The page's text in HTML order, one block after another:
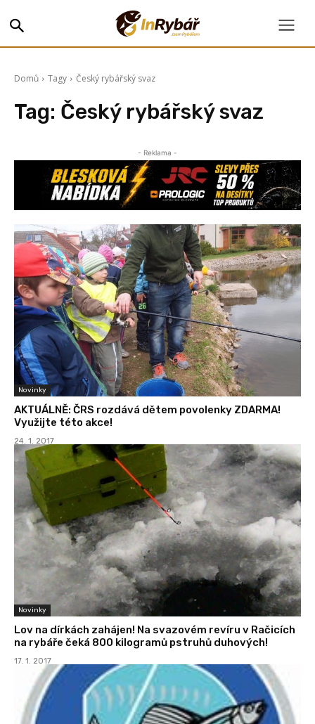
Domů Tagy Český rybářský svaz
Tag: Český rybářský svaz
- Reklama -
Novinky
AKTUÁLNĚ: ČRS rozdává dětem povolenky ZDARMA!
Využijte této akce!
24. 1. 2017
Novinky
Lov na dírkách zahájen! Na svazovém revíru v Račicích
na rybáře čeká 800 kilogramů pstruhů duhových!
17. 1. 2017